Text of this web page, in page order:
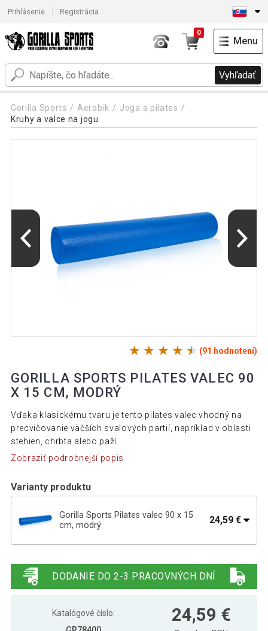
Prihlásenie Registrácia
Vyhľadať
0
Menu
Gorilla Sports Aerobik
Joga a pilates
Kruhy a valce na jogu
(91 hodnotení)
GORILLA SPORTS PILATES VALEC 90
X 15 CM, MODRÝ
Vďaka klasickému tvaru je tento pilates valec vhodný na
precvičovanie väčších svalových partií, napríklad v oblasti
stehien, chrbta alebo paží.
Zobraziť podrobnejší popis
Varianty produktu
Gorilla Sports Pilates valec 90 x 15
cm, modrý
24,59 €
čierny
ružový
22,69 €
DODANIE DO 2-3 PRACOVNÝCH DNÍ
Katalógové číslo:
24,59 €